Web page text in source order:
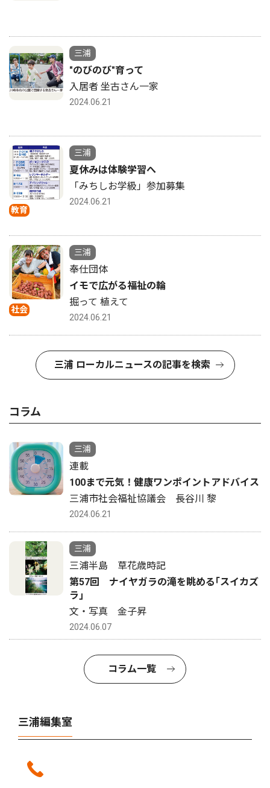
三浦
"のびのび"育って
入居者 坐古さん一家
2024.06.21
教育
三浦
夏休みは体験学習へ
「みちしお学級」参加募集
2024.06.21
社会
三浦
奉仕団体
イモで広がる福祉の輪
掘って 植えて
2024.06.21
三浦 ローカルニュースの記事を検索
コラム
三浦
連載
100まで元気！健康ワンポイントアドバイス
三浦市社会福祉協議会 長谷川 黎
2024.06.21
三浦
三浦半島 草花歳時記
第57回 ナイヤガラの滝を眺める｢スイカズ
ラ｣
文・写真 金子昇
2024.06.07
コラム一覧
三浦編集室